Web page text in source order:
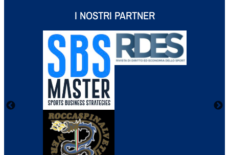
I NOSTRI PARTNER